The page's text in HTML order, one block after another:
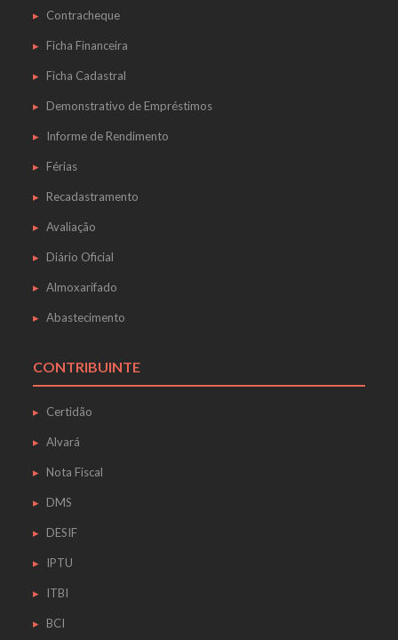
Contracheque
Ficha Financeira
Ficha Cadastral
Demonstrativo de Empréstimos
Informe de Rendimento
Férias
Recadastramento
Avaliação
Diário Oficial
Almoxarifado
Abastecimento
CONTRIBUINTE
Certidão
Alvará
Nota Fiscal
DMS
DESIF
IPTU
ITBI
BCI